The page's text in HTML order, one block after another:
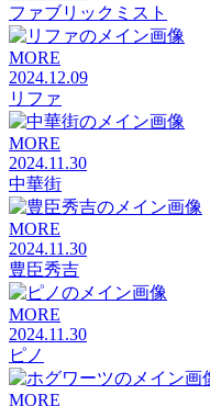
ファブリックミスト
MORE
2024.12.09
リファ
MORE
2024.11.30
中華街
MORE
2024.11.30
豊臣秀吉
MORE
2024.11.30
ピノ
MORE